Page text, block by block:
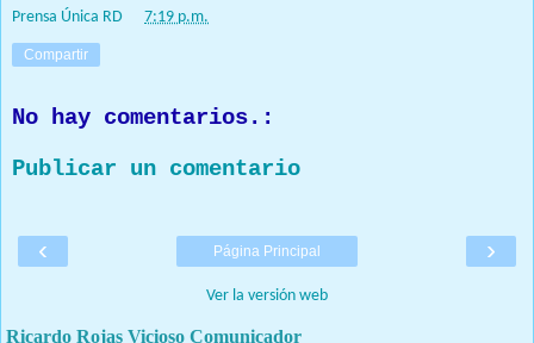
Prensa Única RD 7:19 p.m.
Compartir
No hay comentarios.:
Publicar un comentario
‹ ›
Página Principal
Ver la versión web
Ricardo Rojas Vicioso Comunicador